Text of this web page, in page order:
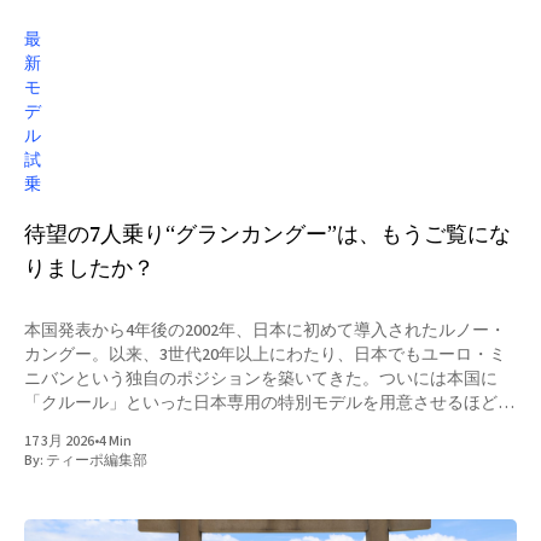
ル」として登場したことでも注目を集めた。 現在ロータスは、
スポーツモデルをイギリスで、それ以外のSUVやセダンといった
ライフスタイルモデルを中国で生産している。ジーリーグループ
傘下となって以降、2019年には創立80周年へ向けた中長期計画
「VISION80」を発表。その象徴としてハイパースポーツEVのエヴ
ァイヤを送り出し、EVフルラインナップ構想を掲げた。しかし近
年は世界的なEV需要の伸び悩みもあり、計画の見直しが進められ
ているのが実情だ。 そうした背景もあり、日本市場でもここ数
年
最
新
モ
デ
ル
試
乗
待望の7人乗り“グランカングー”は、もうご覧にな
りましたか？
本国発表から4年後の2002年、日本に初めて導入されたルノー・
カングー。以来、3世代20年以上にわたり、日本でもユーロ・ミ
ニバンという独自のポジションを築いてきた。ついには本国に
「クルール」といった日本専用の特別モデルを用意させるほどの
人気を獲得。優れたユーティリティと独創的なデザイン、そして
道具としての使いやすさに加え、走りの評価が高いことも、その
数においてはシトロエン・ベルランゴの後塵を拝している。ステ
17 3月 2026•4 Min
By: ティーポ編集部